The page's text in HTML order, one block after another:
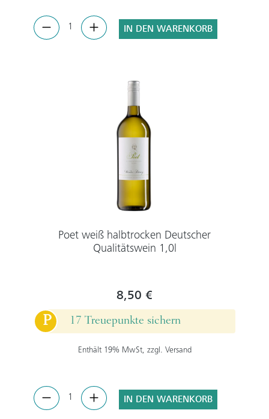
IN DEN WARENKORB
Poet weiß halbtrocken Deutscher
Qualitätswein 1,0l
8,50 €
P
17 Treuepunkte sichern
Enthält 19% MwSt, zzgl. Versand
IN DEN WARENKORB